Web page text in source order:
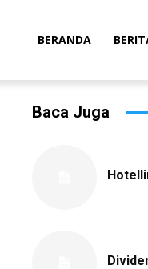
BERANDA
Baca Juga